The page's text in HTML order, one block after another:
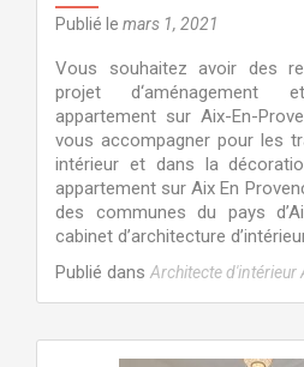
Publié le mars 1, 2021
Vous souhaitez avoir des
projet d‘aménagement
appartement sur Aix-En-
vous accompagner pour les
intérieur et dans la
appartement sur Aix En
des communes du pays
cabinet d’architecture
Publié dans Architecte d'intérieur